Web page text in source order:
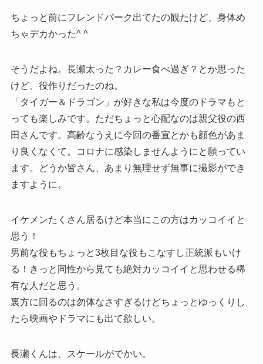
ちょっと前にフレンドパーク出てたの観たけど、身体め
ちゃデカかった^ ^
そうだよね。長瀬太った？カレー食べ過ぎ？とか思った
けど、役作りだったのね。
「タイガー＆ドラゴン」が好きな私は今度のドラマもと
っても楽しみです。ただちょっと心配なのは親父役の西
田さんです。高齢なうえに今回の番宣とかも顔色があま
り良くなくて。コロナに感染しませんようにと願ってい
ます。どうか皆さん、あまり無理せず無事に撮影ができ
ますように。
イケメンたくさん居るけど本当にこの方はカッコイイと
思う！
男前な役もちょっと3枚目な役もこなすし正統派もいけ
る！きっと同性から見ても絶対カッコイイと思わせる稀
有な人だと思う。
裏方に回るのは勿体なさすぎるけどちょっとゆっくりし
たら映画やドラマにも出て欲しい。
長瀬くんは、スケールがでかい。